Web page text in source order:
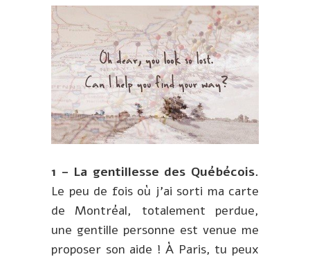
1 – La gentillesse des Québécois.
Le peu de fois où j’ai sorti ma carte
de Montréal, totalement perdue,
une gentille personne est venue me
proposer son aide ! À Paris, tu peux